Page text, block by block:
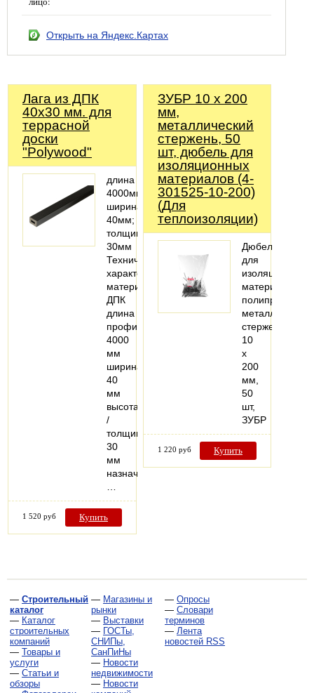
Открыть на Яндекс.Картах
Лага из ДПК
40х30 мм. для
террасной
доски
"Polywood"
длина
4000мм;
ширина:
40мм;
толщина:
30мм
Технические
характеристики
материал:
ДПК
длина
профиля:
4000
мм
ширина:
40
мм
высота
/
толщина:
30
мм
назначение:
1 520 руб Купить
ЗУБР 10 х 200
мм,
металлический
стержень, 50
шт, дюбель для
изоляционных
материалов (4-
301525-10-200)
(Для
теплоизоляции)
Дюбель
для
изоляционных
материалов
металлический
стержень,
10
x
200
мм,
50
шт,
ЗУБР
1 220 руб Купить
— Строительный
каталог
— Каталог
строительных
компаний
— Товары и
услуги
— Статьи и
обзоры
— Магазины и
рынки
— Выставки
— ГОСТы,
СНИПы,
СанПиНы
— Новости
недвижимости
— Новости
— Опросы
— Словари
терминов
— Лента
новостей RSS